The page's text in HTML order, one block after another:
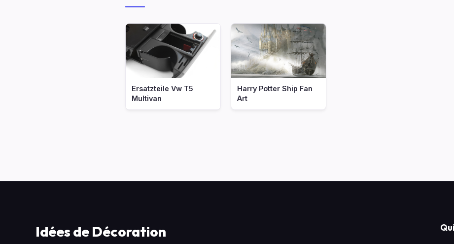
Ersatzteile Vw T5
Multivan
Harry Potter Ship Fan
Art
Idées de Décoration